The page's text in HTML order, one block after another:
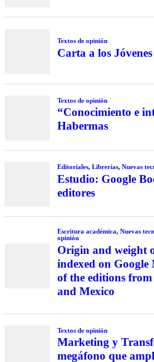
Textos de opinión
Carta a los
Textos de opinión
“Conocimiento e
Habermas
Editoriales, Librerías, Nuevas
Estudio: Google
editores
Escritura académica, Nuevas
opinión
Origin and weight
indexed on Google
of the editions
and Mexico
Textos de opinión
Marketing y
megáfono que